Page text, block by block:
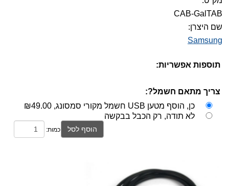
CAB-GalTAB
שם היצרן:
Samsung
תוספות אפשריות:
צריך מתאם חשמל?:
כן, הוסף מטען USB חשמל מקורי סמסונג,
₪49.00
לא תודה, רק הכבל בבקשה
הוסף לסל כמות: